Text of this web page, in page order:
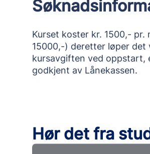
Kurset koster kr. 1500,- pr.
15000,-) deretter løper det
kursavgiften ved oppstart,
godkjent av Lånekassen.
Hør det fra